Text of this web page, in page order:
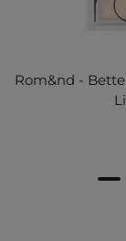
Rom&nd -